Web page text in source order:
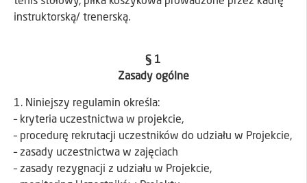
instruktorską/ trenerską.
§ 1
Zasady ogólne
1. Niniejszy regulamin określa:
– kryteria uczestnictwa w projekcie,
– procedurę rekrutacji uczestników do udziału w Projekcie,
– zasady uczestnictwa w zajęciach
– zasady rezygnacji z udziału w Projekcie,